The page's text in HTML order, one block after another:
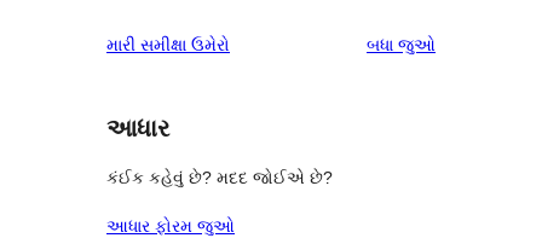
સમીક્ષા
સ્ટાર
મારી સમીક્ષા ઉમેરો બધા સમીક્ષાઓ
જુઓ
આધાર
કંઈક કહેવું છે? મદદ જોઈએ છે?
આધાર ફોરમ જુઓ